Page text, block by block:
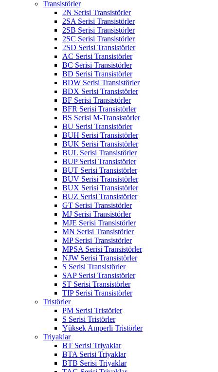
Transistörler
2N Serisi Transistörler
2SA Serisi Transistörler
2SB Serisi Transistörler
2SC Serisi Transistörler
2SD Serisi Transistörler
AC Serisi Transistörler
BC Serisi Transistörler
BD Serisi Transistörler
BDW Serisi Transistörler
BDX Serisi Transistörler
BF Serisi Transistörler
BFR Serisi Transistörler
BS Serisi M-Transistörler
BU Serisi Transistörler
BUH Serisi Transistörler
BUK Serisi Transistörler
BUL Serisi Transistörler
BUP Serisi Transistörler
BUT Serisi Transistörler
BUV Serisi Transistörler
BUX Serisi Transistörler
BUZ Serisi Transistörler
GT Serisi Transistörler
MJ Serisi Transistörler
MJE Serisi Transistörler
MN Serisi Transistörler
MP Serisi Transistörler
MPSA Serisi Transistörler
NJW Serisi Transistörler
S Serisi Transistörler
SAP Serisi Transistörler
ST Serisi Transistörler
TIP Serisi Transistörler
Tristörler
PM Serisi Tristörler
S Serisi Tristörler
Yüksek Amperli Tristörler
Triyaklar
BT Serisi Triyaklar
BTA Serisi Triyaklar
BTB Serisi Triyaklar